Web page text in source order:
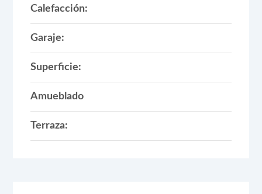
Calefacción:
Garaje:
Superficie:
Amueblado
Terraza: